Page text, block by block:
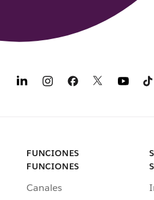
FUNCIONES
FUNCIONES
Canales